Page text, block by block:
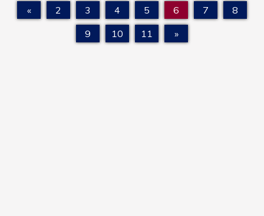
« 2 3 4 5 6 7
8
9
10 11 »